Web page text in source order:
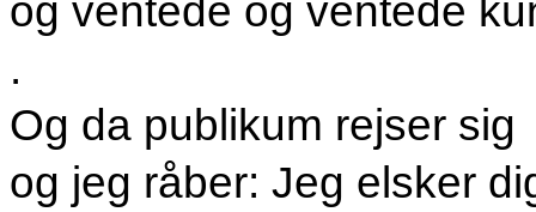
og ventede og ventede
.
Og da publikum rejser sig
og jeg råber: Jeg elsker